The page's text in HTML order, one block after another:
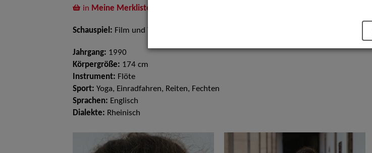
in Meine Merkliste
Schauspiel: Film und TV, Bühne
Jahrgang: 1990
Körpergröße: 174 cm
Instrument: Flöte
Sport: Yoga, Einradfahren, Reiten, Fechten
Sprachen: Englisch
Dialekte: Rheinisch